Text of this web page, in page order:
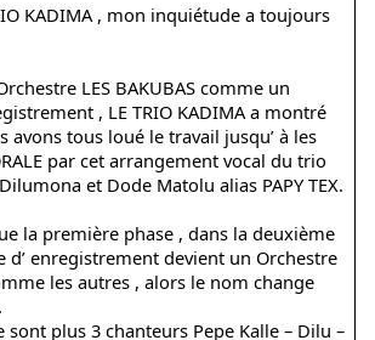
KADIMA , mon inquiétude a toujours
LES BAKUBAS comme un
, LE TRIO KADIMA a montré
avons tous loué le travail jusqu’ à les
par cet arrangement vocal du trio
et Dode Matolu alias PAPY TEX.
la première phase , dans la deuxième
d’ enregistrement devient un Orchestre
les autres , alors le nom change
sont plus 3 chanteurs Pepe Kalle – Dilu –